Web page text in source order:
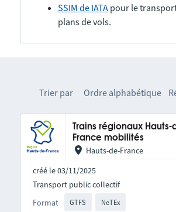
SSIM de IATApour le
plans de vols.
Trier par Ordre alphabétique
Trains régionaux Hauts-
France mobilités
Hauts-de-France
créé le 03/11/2025
Format GTFS NeTEx
Transport public collectif